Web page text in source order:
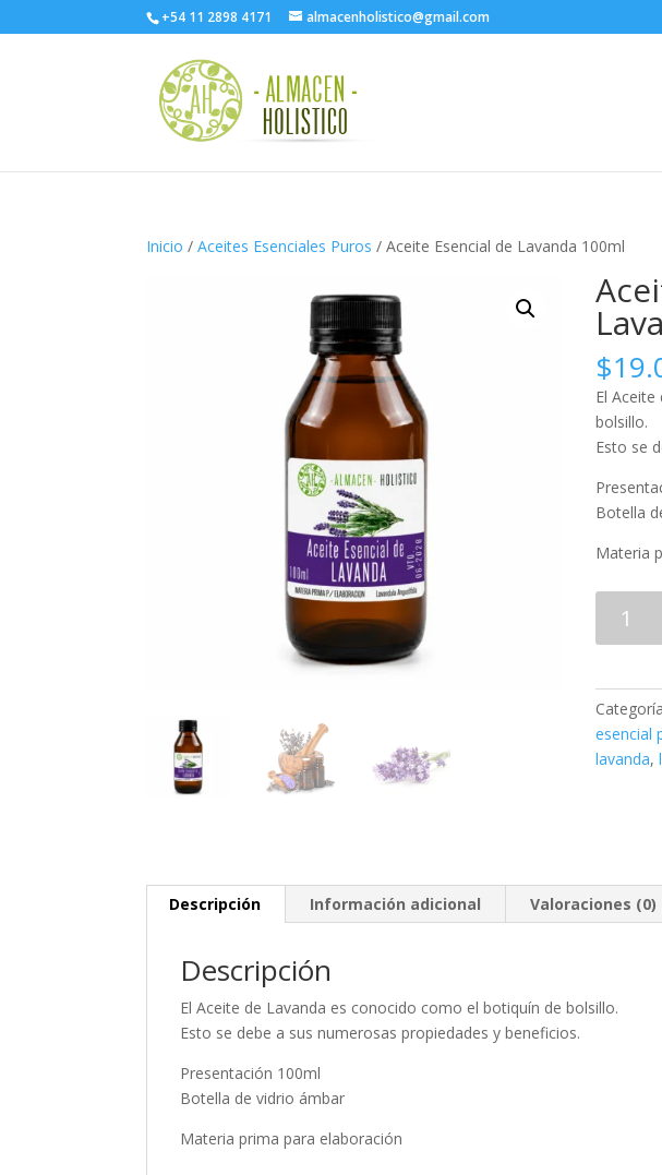
+54 11 2898 4171 almacenholistico@gmail.com
Inicio /Aceites Esenciales Puros / Aceite Esencial de Lavanda 100ml
$
El
bolsillo.
Esto se
Botella
Materia
Esencial
100ml
cantidad
esencial
lavanda,
Descripción Información adicional Valoraciones (0)
Descripción
El Aceite de Lavanda es conocido como el botiquín de bolsillo.
Esto se debe a sus numerosas propiedades y beneficios.
Presentación 100ml
Botella de vidrio ámbar
Materia prima para elaboración